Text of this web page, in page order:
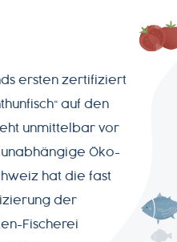
ersten zertifiziert
auf den
unmittelbar vor
unabhängige Öko-
hat die fast
der
Fischerei